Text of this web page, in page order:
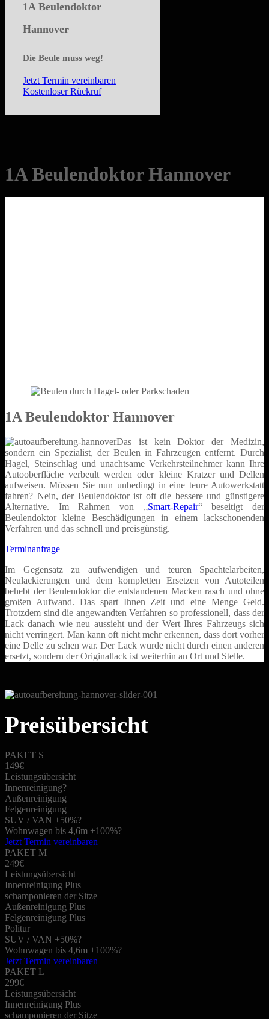
1A Beulendoktor
Hannover
Die Beule muss weg!
Jetzt Termin vereinbaren
Kostenloser Rückruf
1A Beulendoktor Hannover
1A Beulendoktor Hannover
Das ist kein Doktor der Medizin,
sondern ein Spezialist, der Beulen in Fahrzeugen entfernt. Durch
Hagel, Steinschlag und unachtsame Verkehrsteilnehmer kann Ihre
Autooberfläche verbeult werden oder kleine Kratzer und Dellen
aufweisen. Müssen Sie nun unbedingt in eine teure Autowerkstatt
fahren? Nein, der Beulendoktor ist oft die bessere und günstigere
Alternative. Im Rahmen von „Smart-Repair“ beseitigt der
Beulendoktor kleine Beschädigungen in einem lackschonenden
Verfahren und das schnell und preisgünstig.
Terminanfrage
Im Gegensatz zu aufwendigen und teuren Spachtelarbeiten,
Neulackierungen und dem kompletten Ersetzen von Autoteilen
behebt der Beulendoktor die entstandenen Macken rasch und ohne
großen Aufwand. Das spart Ihnen Zeit und eine Menge Geld.
Trotzdem sind die angewandten Verfahren so professionell, dass der
Lack danach wie neu aussieht und der Wert Ihres Fahrzeugs sich
nicht verringert. Man kann oft nicht mehr erkennen, dass dort vorher
eine Delle zu sehen war. Der Lack wurde nicht durch einen anderen
ersetzt, sondern der Originallack ist weiterhin an Ort und Stelle.
Preisübersicht
PAKET S
149€
Leistungsübersicht
Innenreinigung?
Außenreinigung
Felgenreinigung
SUV / VAN +50%?
Wohnwagen bis 4,6m +100%?
Jetzt Termin vereinbaren
PAKET M
249€
Leistungsübersicht
Innenreinigung Plus
schamponieren der Sitze
Außenreinigung Plus
Felgenreinigung Plus
Politur
SUV / VAN +50%?
Wohnwagen bis 4,6m +100%?
Jetzt Termin vereinbaren
PAKET L
299€
Leistungsübersicht
Innenreinigung Plus
schamponieren der Sitze